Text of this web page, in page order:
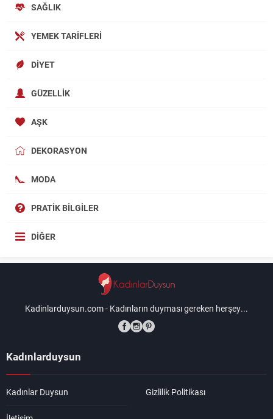
SAĞLIK
YEMEK TARIFLERI
DIYET
GÜZELLIK
AŞK
DEKORASYON
MODA
PRATIK BILGILER
DIĞER
Kadinlarduysun.com - Kadınların duyması gereken herşey...
Kadınlarduysun
Kadınlar Duysun Gizlilik Politikası